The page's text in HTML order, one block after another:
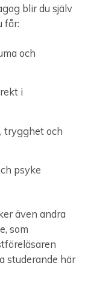
blir du själv
får:
och
i
trygghet och
psyke
även andra
som
studerande här